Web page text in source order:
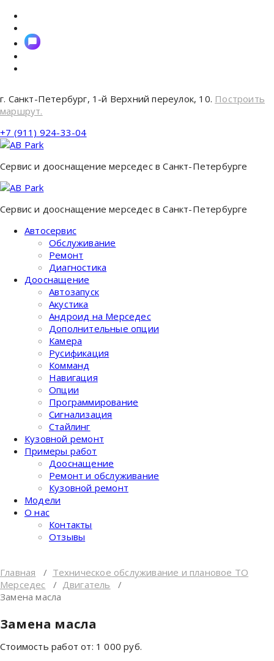
содержимому
г. Санкт-Петербург, 1-й Верхний переулок, 10. Построить
маршрут.
+7 (911) 924-33-04
Сервис и дооснащение мерседес в Санкт-Петербурге
Сервис и дооснащение мерседес в Санкт-Петербурге
Автосервис
Обслуживание
Ремонт
Диагностика
Дооснащение
Автозапуск
Акустика
Андроид на Мерседес
Дополнительные опции
Камера
Русификация
Комманд
Навигация
Опции
Программирование
Сигнализация
Стайлинг
Кузовной ремонт
Примеры работ
Дооснащение
Ремонт и обслуживание
Кузовной ремонт
Модели
О нас
Контакты
Отзывы
Главная / Техническое обслуживание и плановое ТО
Мерседес / Двигатель /
Замена масла
Замена масла
Стоимость работ от: 1 000 руб.